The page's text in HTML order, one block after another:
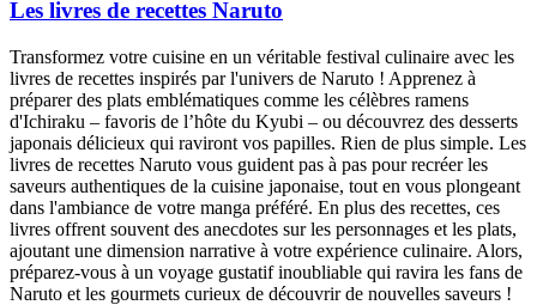
Les livres de recettes Naruto
Transformez votre cuisine en un véritable festival culinaire avec les
livres de recettes inspirés par l'univers de Naruto ! Apprenez à
préparer des plats emblématiques comme les célèbres ramens
d'Ichiraku – favoris de l’hôte du Kyubi – ou découvrez des desserts
japonais délicieux qui raviront vos papilles. Rien de plus simple. Les
livres de recettes Naruto vous guident pas à pas pour recréer les
saveurs authentiques de la cuisine japonaise, tout en vous plongeant
dans l'ambiance de votre manga préféré. En plus des recettes, ces
livres offrent souvent des anecdotes sur les personnages et les plats,
ajoutant une dimension narrative à votre expérience culinaire. Alors,
préparez-vous à un voyage gustatif inoubliable qui ravira les fans de
Naruto et les gourmets curieux de découvrir de nouvelles saveurs !